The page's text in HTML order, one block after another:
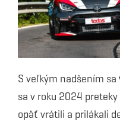
S veľkým nadšením sa
sa v roku 2024 preteky
opäť vrátili a prilákali